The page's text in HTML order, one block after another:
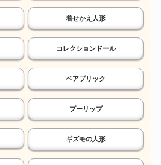
着せかえ人形
コレクションドール
ベアブリック
プーリップ
ギズモの人形